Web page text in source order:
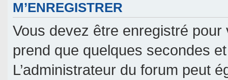
M’ENREGISTRER
Vous devez être enregistré pour
prend que quelques secondes
L’administrateur du forum peut